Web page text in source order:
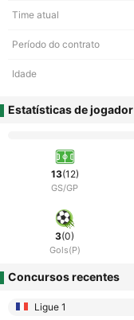
Time atual
Período do contrato
Idade
Estatísticas de jogador
13(12)
GS/GP
3(0)
Gols(P)
Concursos recentes
Ligue 1